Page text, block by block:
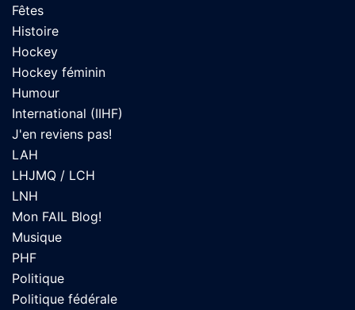
Fêtes
Histoire
Hockey
Hockey féminin
Humour
International (IIHF)
J'en reviens pas!
LAH
LHJMQ / LCH
LNH
Mon FAIL Blog!
Musique
PHF
Politique
Politique fédérale